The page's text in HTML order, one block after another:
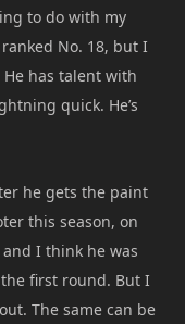
to do with my
No. 18, but I
has talent with
quick. He’s
he gets the paint
this season, on
I think he was
first round. But I
The same can be